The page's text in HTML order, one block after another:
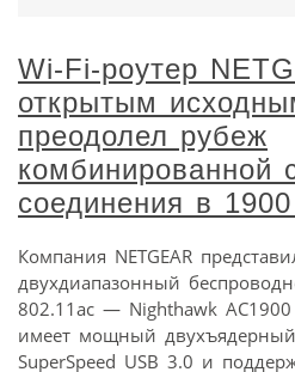
Wi-Fi-роутер
открытым
преодолел рубеж
комбинированной
соединения в
Компания NETGEAR
двухдиапазонный
802.11ac — Nighthawk AC1900
имеет мощный
SuperSpeed USB 3.0 и